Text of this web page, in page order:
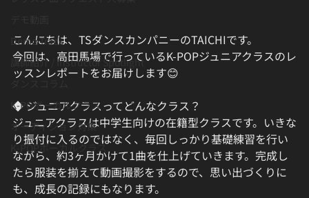
Demo Track
講師紹介 / Instructor Spotlight
K-POボーカルクラス
オーディション対策
K-POPボーカルクラス
こんにちは、TSダンスカンパニーのTAICHIです。
今回は、高田馬場で行っているK-POPジュニアクラスのレ
ッスンレポートをお届けします😊
◆ ジュニアクラスってどんなクラス？
ジュニアクラスは中学生向けの在籍型クラスです。いきな
り振付に入るのではなく、毎回しっかり基礎練習を行い
ながら、約3ヶ月かけて1曲を仕上げていきます。完成し
たら服装を揃えて動画撮影をするので、思い出づくりに
も、成長の記録にもなります。